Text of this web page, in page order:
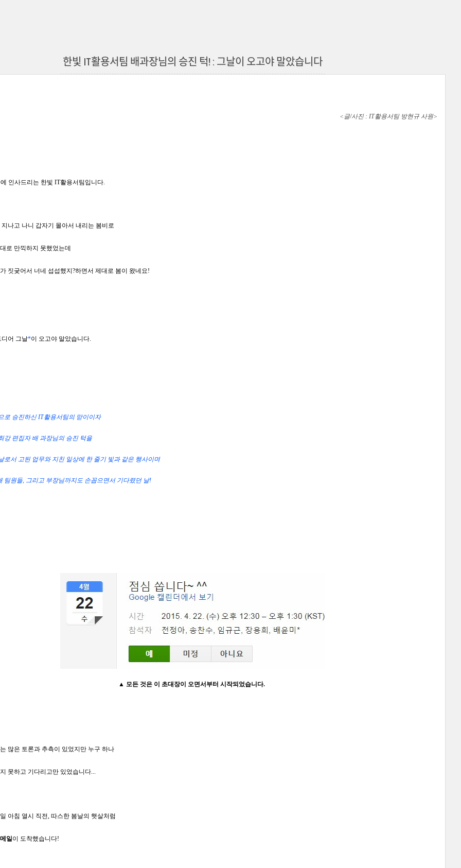
한빛 IT활용서팀 배과장님의 승진 턱! : 그날이 오고야 말았습니다
<글/사진 : IT활용서팀 방현규 사원>
인사드리는 한빛 IT활용서팀입니다.
나고 나니 갑자기 몰아서 내리는 봄비로
로 만끽하지 못했었는데
짓궂어서 너네 섭섭했지?하면서 제대로 봄이 왔네요!
디어 그날*이 오고야 말았습니다.
로 승진하신 IT활용서팀의 맏이이자
강 편집자 배 과장님의 승진 턱을
로서 고된 업무와 지친 일상에 한 줄기 빛과 같은 행사이며
팀원들, 그리고 부장님까지도 손꼽으면서 기다렸던 날!
▲ 모든 것은 이 초대장이 오면서부터 시작되었습니다.
많은 토론과 추측이 있었지만 누구 하나
못하고 기다리고만 있었습니다...
아침 열시 직전, 따스한 봄날의 햇살처럼
일이 도착했습니다!